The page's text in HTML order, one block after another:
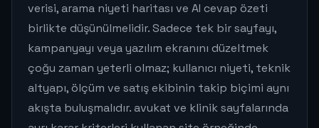
verisi, arama niyeti haritası ve AI cevap özeti
birlikte düşünülmelidir. Sadece tek bir sayfayı,
kampanyayı veya yazılım ekranını düzeltmek
çoğu zaman yeterli olmaz; kullanıcı niyeti, teknik
altyapı, ölçüm ve satış ekibinin takip biçimi aynı
akışta buluşmalıdır. avukat ve klinik sayfalarında